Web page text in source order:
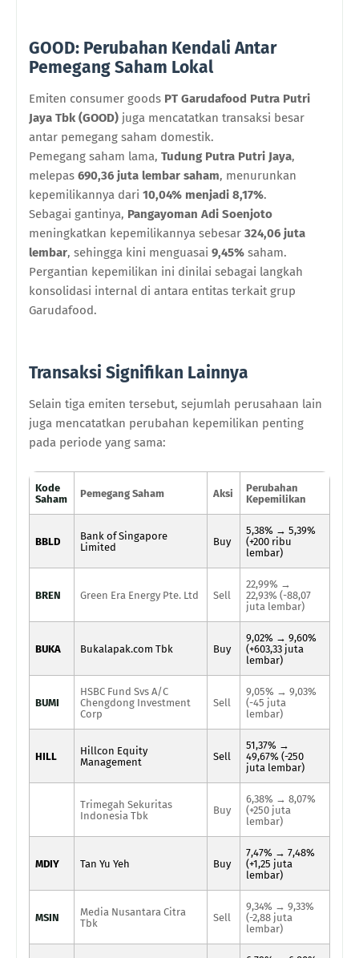
GOOD: Perubahan Kendali Antar
Pemegang Saham Lokal
Emiten consumer goods PT Garudafood Putra Putri
Jaya Tbk (GOOD) juga mencatatkan transaksi besar
antar pemegang saham domestik.
Pemegang saham lama, Tudung Putra Putri Jaya,
melepas 690,36 juta lembar saham, menurunkan
kepemilikannya dari 10,04% menjadi 8,17%.
Sebagai gantinya, Pangayoman Adi Soenjoto
meningkatkan kepemilikannya sebesar 324,06 juta
lembar, sehingga kini menguasai 9,45% saham.
Pergantian kepemilikan ini dinilai sebagai langkah
konsolidasi internal di antara entitas terkait grup
Garudafood.
Transaksi Signifikan Lainnya
Selain tiga emiten tersebut, sejumlah perusahaan lain
juga mencatatkan perubahan kepemilikan penting
pada periode yang sama:
Kode
Saham
Pemegang Saham Aksi
Perubahan
Kepemilikan
BBLD
Bank of Singapore
Limited
Buy
5,38% → 5,39%
(+200 ribu
lembar)
BREN Green Era Energy Pte. Ltd Sell
22,99% →
22,93% (-88,07
juta lembar)
BUKA Bukalapak.com Tbk Buy
9,02% → 9,60%
(+603,33 juta
lembar)
BUMI
HSBC Fund Svs A/C
Chengdong Investment
Corp
Sell
9,05% → 9,03%
(-45 juta
lembar)
HILL
Hillcon Equity
Management
Sell
51,37% →
49,67% (-250
juta lembar)
Trimegah Sekuritas
Indonesia Tbk
Buy
6,38% → 8,07%
(+250 juta
lembar)
MDIY Tan Yu Yeh Buy
7,47% → 7,48%
(+1,25 juta
lembar)
MSIN
Media Nusantara Citra
Tbk
Sell
9,34% → 9,33%
(-2,88 juta
lembar)